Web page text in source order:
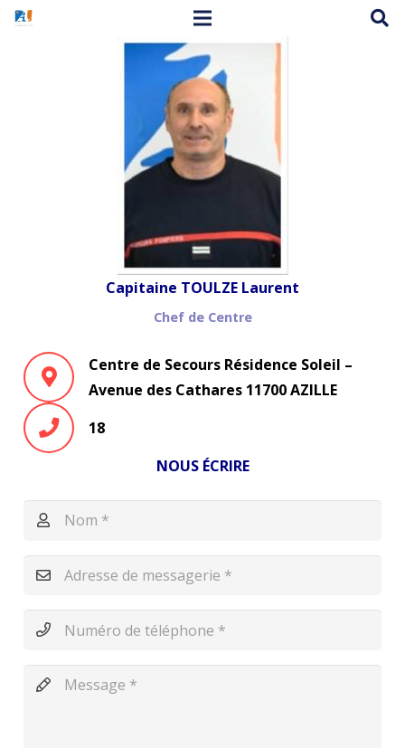
Capitaine TOULZE Laurent
Chef de Centre
Centre de Secours Résidence Soleil –
Avenue des Cathares 11700 AZILLE
18
NOUS ÉCRIRE